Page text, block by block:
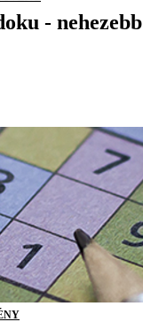
- nehezebb